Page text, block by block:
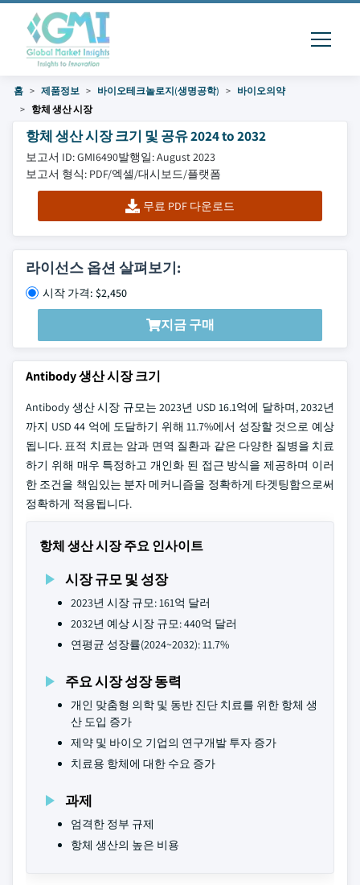
홈 제품정보 바이오테크놀로지(생명공학)
바이오의약
항체 생산 시장
항체 생산 시장 크기 및 공유 2024 to 2032
보고서 ID: GMI6490발행일: August 2023
보고서 형식: PDF/엑셀/대시보드/플랫폼
무료 PDF 다운로드
라이선스 옵션 살펴보기:
시작 가격: $2,450
지금 구매
Antibody 생산 시장 크기
Antibody 생산 시장 규모는 2023년 USD 16.1억에 달하며, 2032년
까지 USD 44 억에 도달하기 위해 11.7%에서 성장할 것으로 예상
됩니다. 표적 치료는 암과 면역 질환과 같은 다양한 질병을 치료
하기 위해 매우 특정하고 개인화 된 접근 방식을 제공하며 이러
한 조건을 책임있는 분자 메커니즘을 정확하게 타겟팅함으로써
정확하게 적용됩니다.
항체 생산 시장 주요 인사이트
시장 규모 및 성장
2023년 시장 규모: 161억 달러
2032년 예상 시장 규모: 440억 달러
연평균 성장률(2024~2032): 11.7%
주요 시장 성장 동력
개인 맞춤형 의학 및 동반 진단 치료를 위한 항체 생
산 도입 증가
제약 및 바이오 기업의 연구개발 투자 증가
치료용 항체에 대한 수요 증가
과제
엄격한 정부 규제
항체 생산의 높은 비용